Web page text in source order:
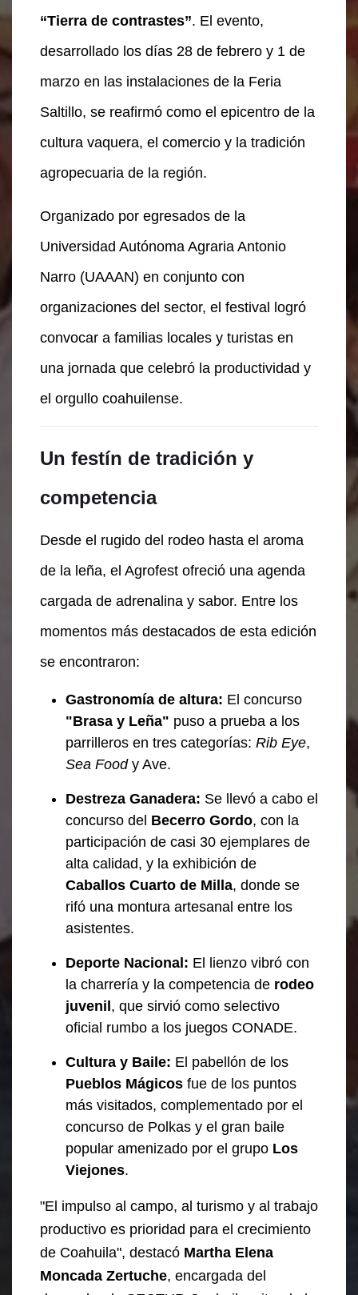
“Tierra de contrastes”. El evento,
desarrollado los días 28 de febrero y 1 de
marzo en las instalaciones de la Feria
Saltillo, se reafirmó como el epicentro de la
cultura vaquera, el comercio y la tradición
agropecuaria de la región.
Organizado por egresados de la
Universidad Autónoma Agraria Antonio
Narro (UAAAN) en conjunto con
organizaciones del sector, el festival logró
convocar a familias locales y turistas en
una jornada que celebró la productividad y
el orgullo coahuilense.
Un festín de tradición y
competencia
Desde el rugido del rodeo hasta el aroma
de la leña, el Agrofest ofreció una agenda
cargada de adrenalina y sabor. Entre los
momentos más destacados de esta edición
se encontraron:
Gastronomía de altura: El concurso
"Brasa y Leña" puso a prueba a los
parrilleros en tres categorías: Rib Eye,
Sea Foody Ave.
Destreza Ganadera: Se llevó a cabo el
concurso del Becerro Gordo, con la
participación de casi 30 ejemplares de
alta calidad, y la exhibición de
Caballos Cuarto de Milla, donde se
rifó una montura artesanal entre los
asistentes.
Deporte Nacional: El lienzo vibró con
la charrería y la competencia de rodeo
juvenil , que sirvió como selectivo
oficial rumbo a los juegos CONADE.
Cultura y Baile: El pabellón de los
Pueblos Mágicos fue de los puntos
más visitados, complementado por el
concurso de Polkas y el gran baile
popular amenizado por el grupo Los
Viejones.
"El impulso al campo, al turismo y al trabajo
productivo es prioridad para el crecimiento
de Coahuila", destacó Martha Elena
Moncada Zertuche, encargada del